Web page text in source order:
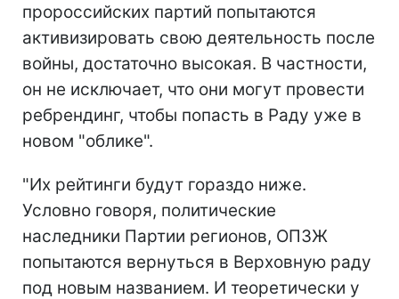
пророссийских партий попытаются
активизировать свою деятельность после
войны, достаточно высокая. В частности,
он не исключает, что они могут провести
ребрендинг, чтобы попасть в Раду уже в
новом "облике".
"Их рейтинги будут гораздо ниже.
Условно говоря, политические
наследники Партии регионов, ОПЗЖ
попытаются вернуться в Верховную раду
под новым названием. И теоретически у